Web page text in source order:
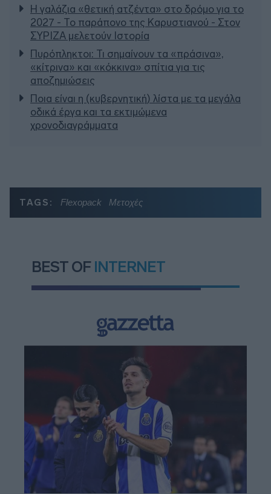
Η γαλάζια «θετική ατζέντα» στο δρόμο για το
2027 - Το παράπονο της Καρυστιανού - Στον
ΣΥΡΙΖΑ μελετούν Ιστορία
Πυρόπληκτοι: Τι σημαίνουν τα «πράσινα»,
«κίτρινα» και «κόκκινα» σπίτια για τις
αποζημιώσεις
Ποια είναι η (κυβερνητική) λίστα με τα μεγάλα
οδικά έργα και τα εκτιμώμενα
χρονοδιαγράμματα
TAGS: Flexopack Μετοχές
BEST OF INTERNET